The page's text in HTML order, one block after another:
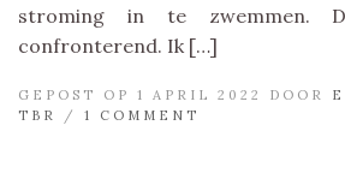
stroming in te zwemmen.
confronterend. Ik […]
GEPOST OP 1 APRIL 2022 DOOR
TBR
/ 1 COMMENT